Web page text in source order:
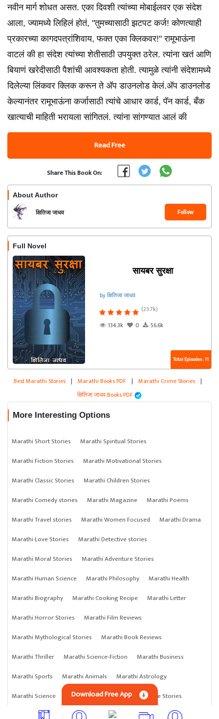
नवीन मार्ग शोधत असत. एका दिवशी त्यांच्या मोबाईलवर एक संदेश
आला, ज्यामध्ये लिहिलं होतं, "तुमच्यासाठी झटपट कर्ज! कोणत्याही
प्रकारच्या कागदपत्रांशिवाय, फक्त एका क्लिकवर!" रामूभाऊंना
वाटलं की हा संदेश त्यांच्या शेतीसाठी उपयुक्त ठरेल. त्यांना खतं आणि
बियाणं खरेदीसाठी पैशांची आवश्यकता होती. त्यामुळे त्यांनी संदेशामध्ये
दिलेल्या लिंकवर क्लिक करून ते अ‍ॅप डाउनलोड केलं.अ‍ॅप डाउनलोड
केल्यानंतर रामूभाऊंना कर्जासाठी त्यांचे आधार कार्ड, पॅन कार्ड, बँक
खात्याची माहिती भरायला सांगितलं. त्यांना सांगण्यात आलं की
Read Free
Share This Book On:
About Author
क्षितिजा जाधव Follow
Full Novel
सायबर सुरक्षा
by क्षितिजा जाधव
(23.7k)
134.3k
0 56.6k
Total Episodes : 11
Best Marathi Stories | Marathi Books PDF | Marathi Crime Stories |
क्षितिजा जाधव Books PDF
More Interesting Options
Marathi Short Stories
Marathi Spiritual Stories
Marathi Fiction Stories
Marathi Motivational Stories
Marathi Classic Stories
Marathi Children Stories
Marathi Comedy stories
Marathi Magazine
Marathi Poems
Marathi Travel stories
Marathi Women Focused
Marathi Drama
Marathi Love Stories
Marathi Detective stories
Marathi Moral Stories
Marathi Adventure Stories
Marathi Human Science
Marathi Philosophy
Marathi Health
Marathi Biography
Marathi Cooking Recipe
Marathi Letter
Marathi Horror Stories
Marathi Film Reviews
Marathi Mythological Stories
Marathi Book Reviews
Marathi Thriller
Marathi Science-Fiction
Marathi Business
Marathi Sports
Marathi Animals
Marathi Astrology
Marathi Science
Marathi Anything Marathi Crime Stories
Download Free App